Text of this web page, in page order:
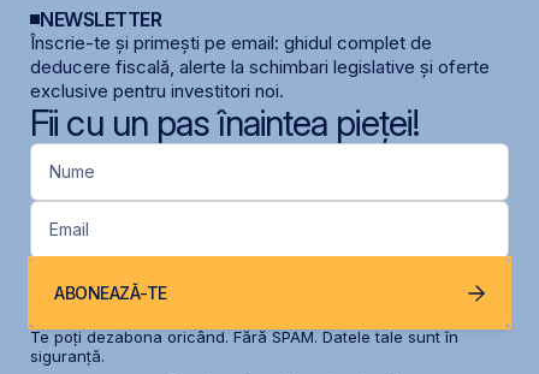
NEWSLETTER
Înscrie-te și primești pe email: ghidul complet de
deducere fiscală, alerte la schimbari legislative și oferte
exclusive pentru investitori noi.
Fii cu un pas înaintea pieței!
Nume
Email
ABONEAZĂ-TE
Te poți dezabona oricând. Fără SPAM. Datele tale sunt în
siguranță.